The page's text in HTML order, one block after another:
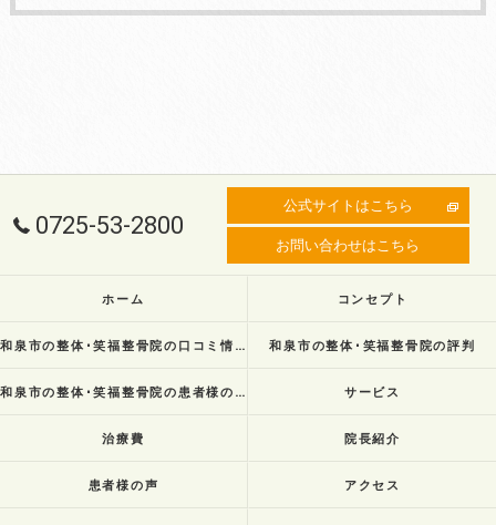
0725-53-2800
公式サイトはこちら
お問い合わせはこちら
ホーム コンセプト
和泉市の整体･笑福整骨院の口コミ情報 和泉市の整体･笑福整骨院の評判
和泉市の整体･笑福整骨院の患者様の声 サービス
治療費 院長紹介
患者様の声 アクセス